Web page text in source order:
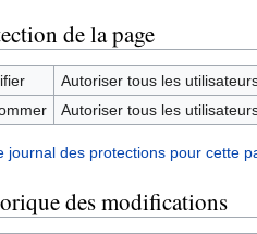
de la page
Autoriser tous les
Autoriser tous les
journal des protections pour cette
des modifications